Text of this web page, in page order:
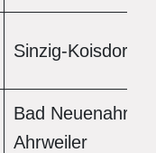
Sinzig-Koisdorf
Bad Neuenahr-
Ahrweiler